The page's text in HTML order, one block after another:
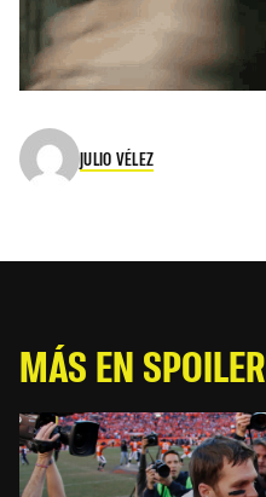
JULIO VÉLEZ
MÁS EN SPOILER